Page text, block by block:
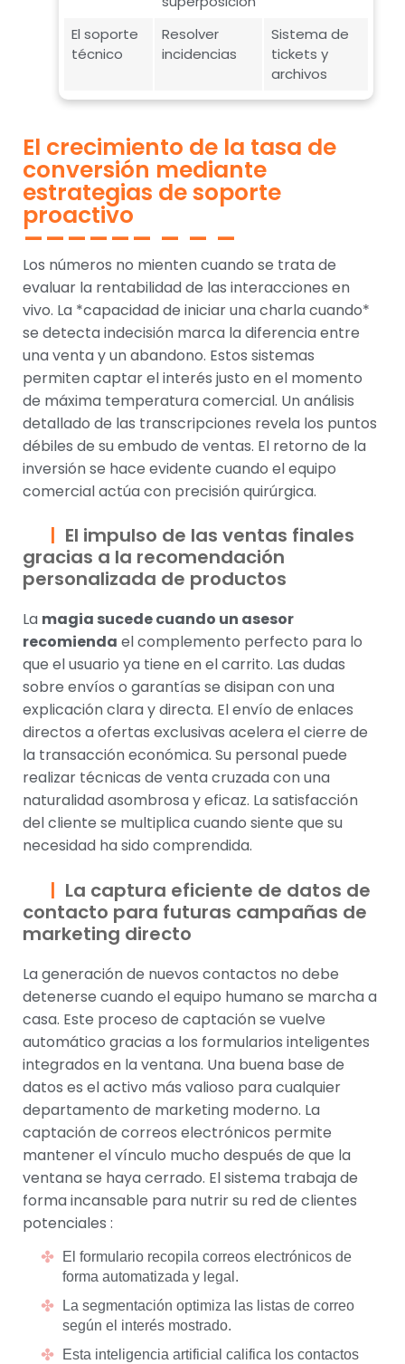
El soporte
técnico
Resolver
incidencias
Sistema de
tickets y
archivos
El crecimiento de la tasa de
conversión mediante
estrategias de soporte
proactivo
Los números no mienten cuando se trata de
evaluar la rentabilidad de las interacciones en
vivo. La *capacidad de iniciar una charla cuando*
se detecta indecisión marca la diferencia entre
una venta y un abandono. Estos sistemas
permiten captar el interés justo en el momento
de máxima temperatura comercial. Un análisis
detallado de las transcripciones revela los puntos
débiles de su embudo de ventas. El retorno de la
inversión se hace evidente cuando el equipo
comercial actúa con precisión quirúrgica.
El impulso de las ventas finales
gracias a la recomendación
personalizada de productos
La magia sucede cuando un asesor
recomienda el complemento perfecto para lo
que el usuario ya tiene en el carrito. Las dudas
sobre envíos o garantías se disipan con una
explicación clara y directa. El envío de enlaces
directos a ofertas exclusivas acelera el cierre de
la transacción económica. Su personal puede
realizar técnicas de venta cruzada con una
naturalidad asombrosa y eficaz. La satisfacción
del cliente se multiplica cuando siente que su
necesidad ha sido comprendida.
La captura eficiente de datos de
contacto para futuras campañas de
marketing directo
La generación de nuevos contactos no debe
detenerse cuando el equipo humano se marcha a
casa. Este proceso de captación se vuelve
automático gracias a los formularios inteligentes
integrados en la ventana. Una buena base de
datos es el activo más valioso para cualquier
departamento de marketing moderno. La
captación de correos electrónicos permite
mantener el vínculo mucho después de que la
ventana se haya cerrado. El sistema trabaja de
forma incansable para nutrir su red de clientes
potenciales :
El formulario recopila correos electrónicos de
forma automatizada y legal.
La segmentación optimiza las listas de correo
según el interés mostrado.
Esta inteligencia artificial califica los contactos